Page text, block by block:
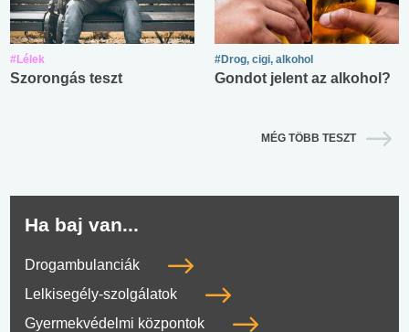
#Lélek
Szorongás teszt
#Drog, cigi, alkohol
Gondot jelent az alkohol?
MÉG TÖBB TESZT
Ha baj van...
Drogambulanciák
Lelkisegély-szolgálatok
Gyermekvédelmi központok